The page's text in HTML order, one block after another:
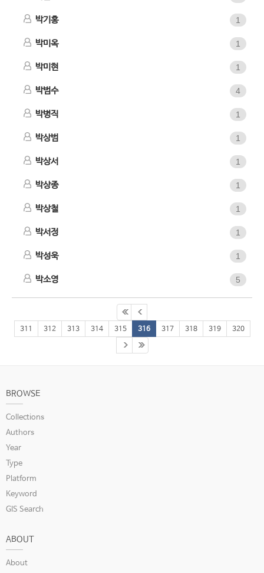
박기홍 1
박미옥 1
박미현 1
박범수 4
박병직 1
박상범 1
박상서 1
박상종 1
박상철 1
박서정 1
박성욱 1
박소영 5
311 312 313 314 315 316 317 318 319 320
BROWSE
Collections
Authors
Year
Type
Platform
Keyword
GIS Search
ABOUT
About